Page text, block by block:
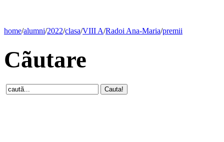
home/alumni/2022/clasa/VIII A/Radoi Ana-Maria/premii
Cãutare